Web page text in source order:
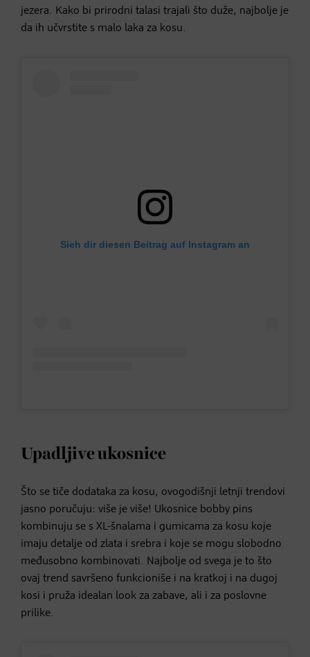
jezera. Kako bi prirodni talasi trajali što duže, najbolje je
da ih učvrstite s malo laka za kosu.
Sieh dir diesen Beitrag auf Instagram an
Upadljive ukosnice
Što se tiče dodataka za kosu, ovogodišnji letnji trendovi
jasno poručuju: više je više! Ukosnice bobby pins
kombinuju se s XL-šnalama i gumicama za kosu koje
imaju detalje od zlata i srebra i koje se mogu slobodno
međusobno kombinovati. Najbolje od svega je to što
ovaj trend savršeno funkcioniše i na kratkoj i na dugoj
kosi i pruža idealan look za zabave, ali i za poslovne
prilike.